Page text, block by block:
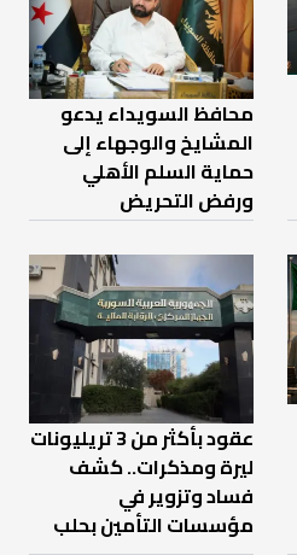
محافظ السويداء يدعو
المشايخ والوجهاء إلى
حماية السلم الأهلي
ورفض التحريض
عقود بأكثر من 3 تريليونات
ليرة ومذكرات.. كشف
فساد وتزوير في
مؤسسات التأمين بحلب